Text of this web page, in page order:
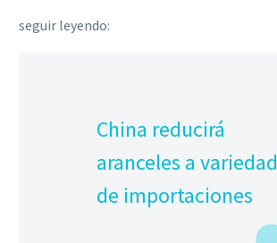
seguir leyendo:
China reducirá
aranceles a variedad
de importaciones